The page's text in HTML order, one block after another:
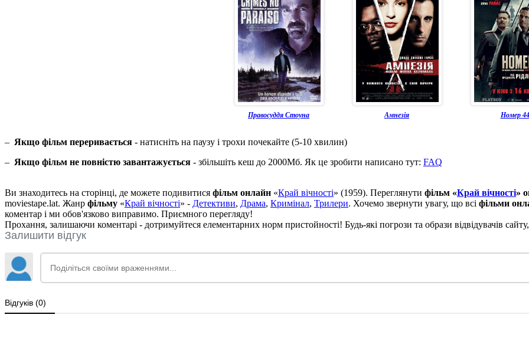
Правосуддя Стоуна Амнезія Номер 44
– Якщо фільм переривається - натисніть на паузу і трохи почекайте (5-10 хвилин)
– Якщо фільм не повністю завантажується - збільшіть кеш до 2000Мб. Як це зробити написано тут: FAQ
Ви знаходитесь на сторінці, де можете подивитися фільм онлайн «Край вічності» (1959). Переглянути фільм «Край вічності»
moviestape.lat. Жанр фільму «Край вічності» - Детективи, Драма, Кримінал, Трилери. Хочемо звернути увагу, що всі фільми
коментар і ми обов'язково виправимо. Приємного перегляду!
Прохання, залишаючи коментарі - дотримуйтеся елементарних норм пристойності! Будь-які погрози та образи відвідувачів